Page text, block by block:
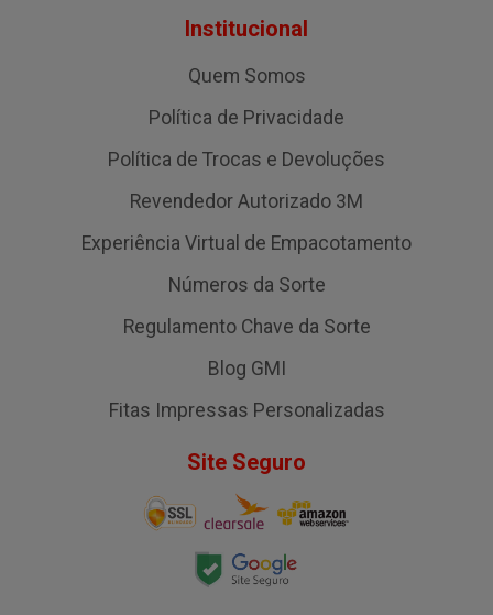
Institucional
Quem Somos
Política de Privacidade
Política de Trocas e Devoluções
Revendedor Autorizado 3M
Experiência Virtual de Empacotamento
Números da Sorte
Regulamento Chave da Sorte
Blog GMI
Fitas Impressas Personalizadas
Site Seguro